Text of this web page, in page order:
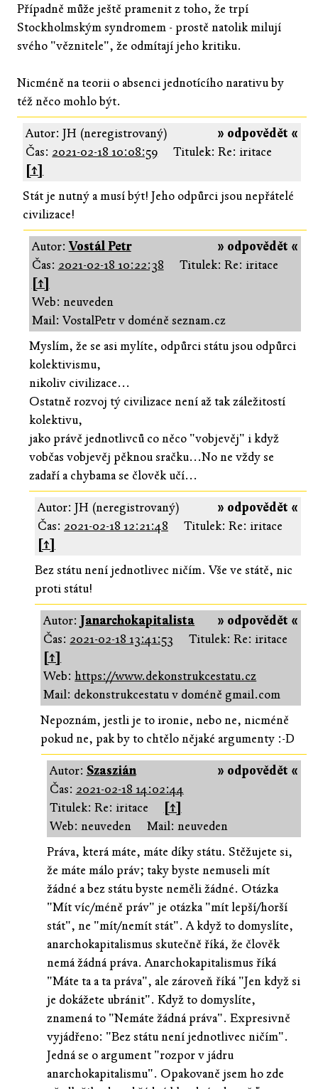
Případně může ještě pramenit z toho, že trpí
Stockholmským syndromem - prostě natolik milují
svého "věznitele", že odmítají jeho kritiku.
Nicméně na teorii o absenci jednotícího narativu by
též něco mohlo být.
» odpovědět «
Autor: JH (neregistrovaný)
Čas: 2021-02-18 10:08:59
Titulek: Re: iritace
[↑]
Stát je nutný a musí být! Jeho odpůrci jsou nepřátelé
civilizace!
» odpovědět «
Autor:Vostál Petr
Čas: 2021-02-18 10:22:38
Titulek: Re: iritace
[↑]
Web: neuveden
Mail: VostalPetr v doméně seznam.cz
Myslím, že se asi mylíte, odpůrci státu jsou odpůrci
kolektivismu,
nikoliv civilizace...
Ostatně rozvoj tý civilizace není až tak záležitostí
kolektivu,
jako právě jednotlivců co něco "vobjevěj" i když
vobčas vobjevěj pěknou sračku...No ne vždy se
zadaří a chybama se člověk učí...
» odpovědět «
Autor: JH (neregistrovaný)
Čas: 2021-02-18 12:21:48
Titulek: Re: iritace
[↑]
Bez státu není jednotlivec ničím. Vše ve státě, nic
proti státu!
» odpovědět «
Autor:Janarchokapitalista
Čas: 2021-02-18 13:41:53
Titulek: Re: iritace
[↑]
Web:https://www.dekonstrukcestatu.cz
Mail: dekonstrukcestatu v doméně gmail.com
Nepoznám, jestli je to ironie, nebo ne, nicméně
pokud ne, pak by to chtělo nějaké argumenty :-D
» odpovědět «
Autor: Szaszián
Čas: 2021-02-18 14:02:44
Titulek: Re: iritace
[↑]
Web: neuveden
Mail: neuveden
Práva, která máte, máte díky státu. Stěžujete si,
že máte málo práv; taky byste nemuseli mít
žádné a bez státu byste neměli žádné. Otázka
"Mít víc/méně práv" je otázka "mít lepší/horší
stát", ne "mít/nemít stát". A když to domyslíte,
anarchokapitalismus skutečně říká, že člověk
nemá žádná práva. Anarchokapitalismus říká
"Máte ta a ta práva", ale zároveň říká "Jen když si
je dokážete ubránit". Když to domyslíte,
znamená to "Nemáte žádná práva". Expresivně
vyjádřeno: "Bez státu není jednotlivec ničím".
Jedná se o argument "rozpor v jádru
anarchokapitalismu". Opakovaně jsem ho zde